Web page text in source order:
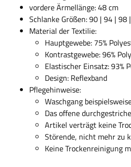
vordere Ärmellänge: 48 cm
Schlanke Größen: 90 | 94 |
Material der Textilie:
Hauptgewebe: 75%
Kontrastgewebe: 96%
Elastischer Einsatz: 93%
Design: Reflexband
Pflegehinweise:
Waschgang
Das offene
Artikel verträgt keine
Störende, nicht mehr zu
Keine Trockenreinigung